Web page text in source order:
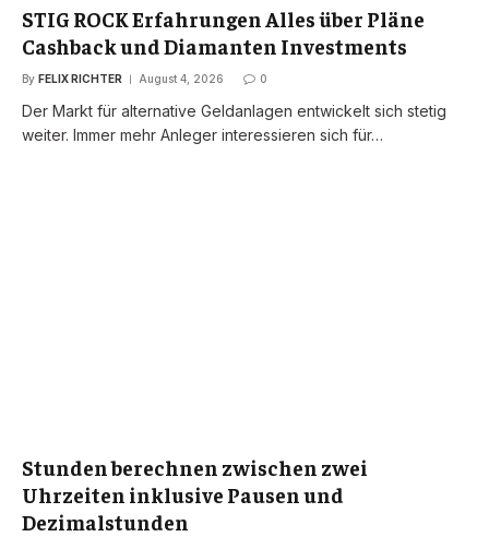
STIG ROCK Erfahrungen Alles über Pläne
Cashback und Diamanten Investments
By FELIX RICHTER August 4, 2026 0
Der Markt für alternative Geldanlagen entwickelt sich stetig
weiter. Immer mehr Anleger interessieren sich für…
Stunden berechnen zwischen zwei
Uhrzeiten inklusive Pausen und
Dezimalstunden